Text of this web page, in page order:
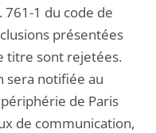
761-1 du code de
présentées
titre sont rejetées.
sera notifiée au
de Paris
de communication,